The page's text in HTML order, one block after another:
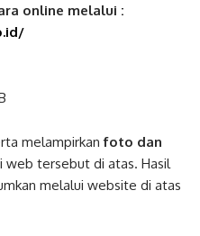
online melalui :
melampirkan foto dan
web tersebut di atas. Hasil
melalui website di atas